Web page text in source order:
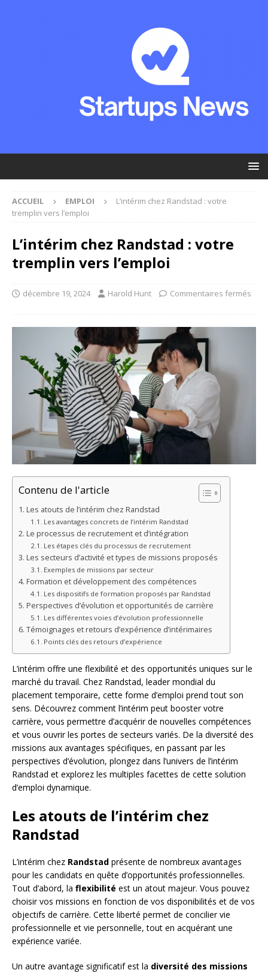
ACCUEIL EMPLOI
L’intérim chez Randstad : votre
tremplin vers l’emploi
L’intérim chez Randstad : votre
tremplin vers l’emploi
décembre 19, 2024 Harold Hunt Commentaires fermés
Contenu de l'article
Les atouts de l’intérim chez Randstad
Les avantages concrets de l’intérim Randstad
Le processus de recrutement et d’intégration
Les étapes clés du processus de recrutement
Les secteurs d’activité et types de missions proposés
Exemples de missions par secteur
Formation et développement des compétences
Les dispositifs de formation proposés par Randstad
Perspectives d’évolution et opportunités de carrière
Les différentes voies d’évolution professionnelle
Témoignages et retours d’expérience d’intérimaires
Points clés des retours d’expérience
L’intérim offre une flexibilité et des opportunités uniques sur le
marché du travail. Chez Randstad, leader mondial du
placement temporaire, cette forme d’emploi prend tout son
sens. Découvrez comment l’intérim peut booster votre
carrière, vous permettre d’acquérir de nouvelles compétences
et vous ouvrir les portes de secteurs variés. De la diversité des
missions aux avantages spécifiques, en passant par les
perspectives d’évolution, plongez dans l’univers de l’intérim
Randstad et explorez les multiples facettes de cette solution
d’emploi dynamique.
Les atouts de l’intérim chez
Randstad
L’intérim chez Randstad présente de nombreux avantages
pour les candidats en quête d’opportunités professionnelles.
Tout d’abord, la flexibilité est un atout majeur. Vous pouvez
choisir vos missions en fonction de vos disponibilités et de vos
objectifs de carrière. Cette liberté permet de concilier vie
professionnelle et vie personnelle, tout en acquérant une
expérience variée.
Un autre avantage significatif est la diversité des missions